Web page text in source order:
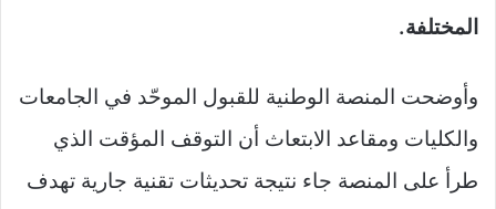
المختلفة.
وأوضحت المنصة الوطنية للقبول الموحّد في الجامعات
والكليات ومقاعد الابتعاث أن التوقف المؤقت الذي
طرأ على المنصة جاء نتيجة تحديثات تقنية جارية تهدف